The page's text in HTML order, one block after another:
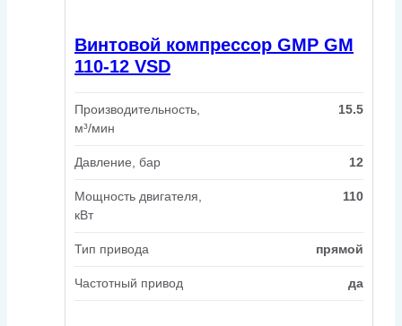
Винтовой компрессор GMP GM
110-12 VSD
Производительность,
м³/мин
15.5
Давление, бар 12
Мощность двигателя,
кВт
110
Тип привода прямой
Частотный привод да